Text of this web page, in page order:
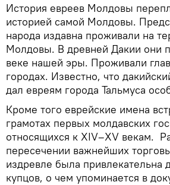
История евреев Молдовы
историей самой Молдовы.
народа издавна проживали на
Молдовы. В древней Дакии они
веке нашей эры. Проживали
городах. Известно, что
дал евреям города Тальмуса
Кроме того еврейские имена
грамотах первых молдавских
относящихся к XIV–XV векам.
пересечении важнейших
издревле была привлекательна
купцов, о чем упоминается в